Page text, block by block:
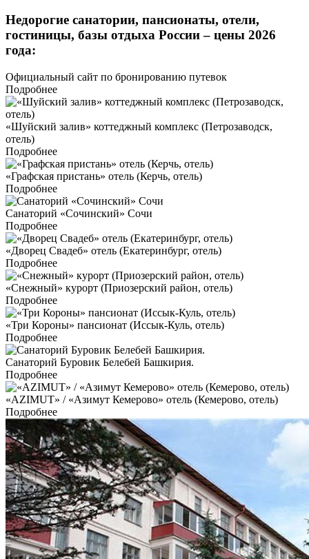
Недорогие санатории, пансионаты, отели,
гостиницы, базы отдыха России – цены 2026
года:
Официальный сайт по бронированию путевок
Подробнее
«Шуйский залив» коттеджный комплекс (Петрозаводск,
отель)
Подробнее
«Графская пристань» отель (Керчь, отель)
Подробнее
Санаторий «Сочинский» Сочи
Подробнее
«Дворец Свадеб» отель (Екатеринбург, отель)
Подробнее
«Снежный» курорт (Приозерский район, отель)
Подробнее
«Три Короны» пансионат (Иссык-Куль, отель)
Подробнее
Санаторий Буровик Белебей Башкирия.
Подробнее
«AZIMUT» / «Азимут Кемерово» отель (Кемерово, отель)
Подробнее